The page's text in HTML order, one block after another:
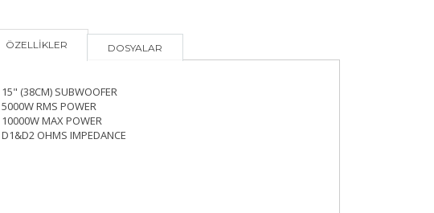
ÖZELLİKLER DOSYALAR
15" (38CM) SUBWOOFER
5000W RMS POWER
10000W MAX POWER
D1&D2 OHMS IMPEDANCE